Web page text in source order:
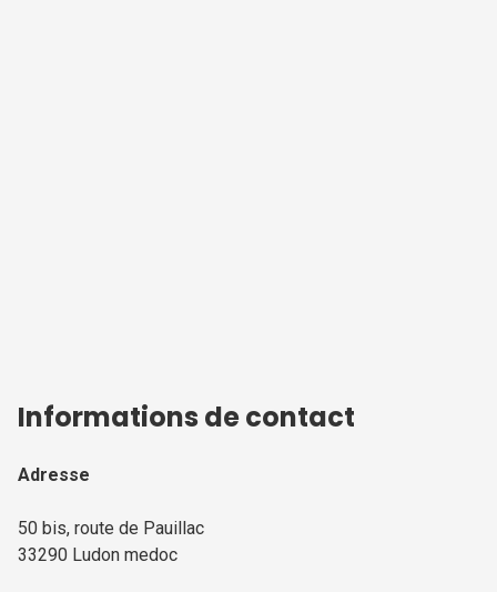
Informations de contact
Adresse
50 bis, route de Pauillac
33290 Ludon medoc